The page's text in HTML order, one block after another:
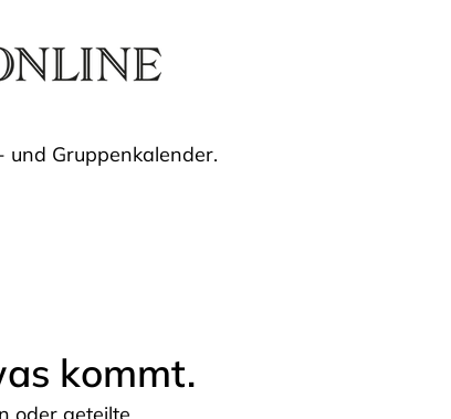
Gruppenkalender.
kommt.